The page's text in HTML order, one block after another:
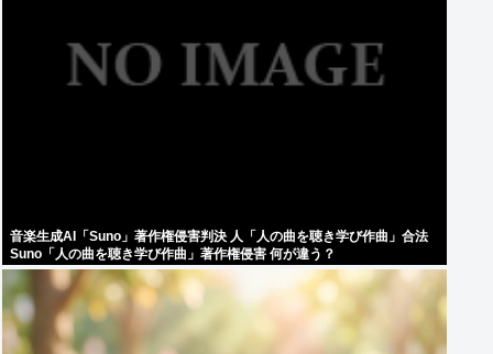
音楽生成AI「Suno」著作権侵害判決 人「人の曲を聴き学び作曲」合法
Suno「人の曲を聴き学び作曲」著作権侵害 何が違う？